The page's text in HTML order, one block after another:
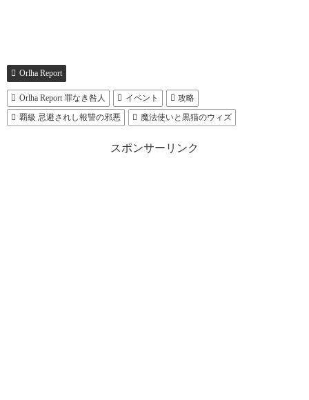
Orlha Report
Orlha Report 罪なき咎人 イベント
攻略
覇級 忌避されし報讐の邪悪
魔法使いと黒猫のウィズ
スポンサーリンク